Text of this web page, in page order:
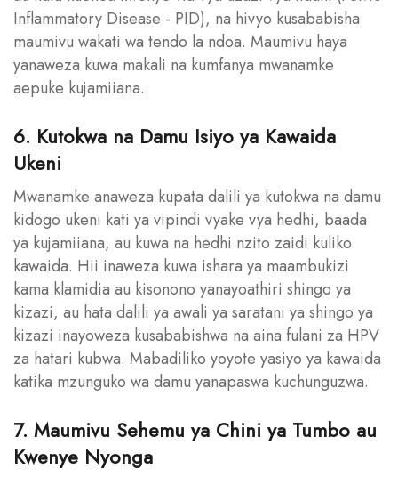
Inflammatory Disease - PID), na hivyo kusababisha
maumivu wakati wa tendo la ndoa. Maumivu haya
yanaweza kuwa makali na kumfanya mwanamke
aepuke kujamiiana.
6. Kutokwa na Damu Isiyo ya Kawaida
Ukeni
Mwanamke anaweza kupata dalili ya kutokwa na damu
kidogo ukeni kati ya vipindi vyake vya hedhi, baada
ya kujamiiana, au kuwa na hedhi nzito zaidi kuliko
kawaida. Hii inaweza kuwa ishara ya maambukizi
kama klamidia au kisonono yanayoathiri shingo ya
kizazi, au hata dalili ya awali ya saratani ya shingo ya
kizazi inayoweza kusababishwa na aina fulani za HPV
za hatari kubwa. Mabadiliko yoyote yasiyo ya kawaida
katika mzunguko wa damu yanapaswa kuchunguzwa.
7. Maumivu Sehemu ya Chini ya Tumbo au
Kwenye Nyonga